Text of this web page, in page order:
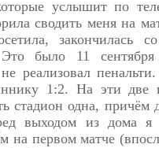
услышит по
сводить меня на
закончилась
Это было 11
реализовал
1:2. На эти две
стадион одна, причём
выходом из дома
на первом матче